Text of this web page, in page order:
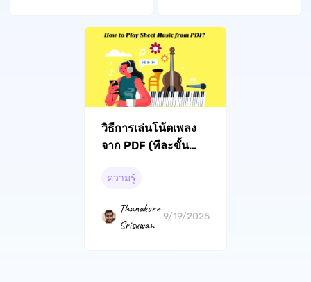
วิธีการเล่นโน้ตเพลง
จาก PDF (ทีละขั้น
ความรู้
Thanakorn
Srisuwan
9/19/2025